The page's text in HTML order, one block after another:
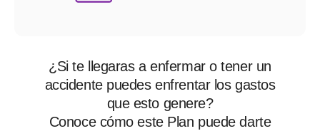
¿Si te llegaras a enfermar o tener un
accidente puedes enfrentar los gastos
que esto genere?
Conoce cómo este Plan puede darte